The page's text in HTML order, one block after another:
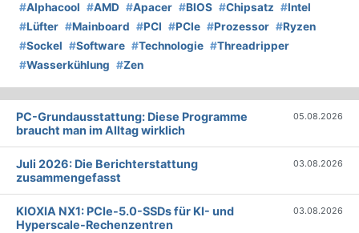
#Alphacool #AMD #Apacer #BIOS #Chipsatz #Intel
#Lüfter #Mainboard #PCI #PCIe #Prozessor #Ryzen
#Sockel #Software #Technologie #Threadripper
#Wasserkühlung #Zen
PC-Grundausstattung: Diese Programme
braucht man im Alltag wirklich
05.08.2026
Juli 2026: Die Bericht­erstattung
zusammengefasst
03.08.2026
KIOXIA NX1: PCIe-5.0-SSDs für KI- und
Hyperscale-Rechenzentren
03.08.2026